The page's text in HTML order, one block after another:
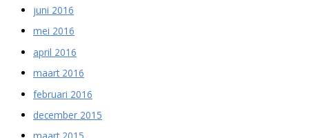
juni 2016
mei 2016
april 2016
maart 2016
februari 2016
december 2015